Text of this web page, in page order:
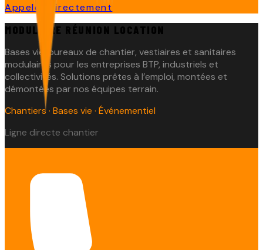
Appeler directement
MODULAIRE RÉUNION LOCATION
Bases vie, bureaux de chantier, vestiaires et sanitaires
modulaires pour les entreprises BTP, industriels et
collectivités. Solutions prêtes à l’emploi, montées et
démontées par nos équipes terrain.
Chantiers · Bases vie · Événementiel
Ligne directe chantier